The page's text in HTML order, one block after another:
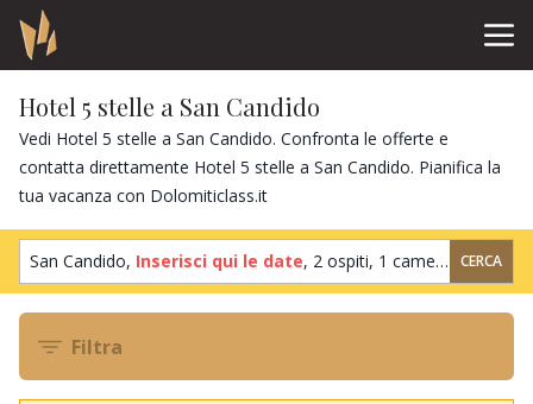
Hotel 5 stelle a San Candido
Vedi Hotel 5 stelle a San Candido. Confronta le offerte e
contatta direttamente Hotel 5 stelle a San Candido. Pianifica la
tua vacanza con Dolomiticlass.it
San Candido, Inserisci qui le date, 2 ospiti, 1 camera CERCA
Filtra